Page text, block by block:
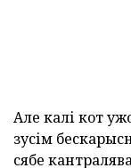
Але калі кот
зусім
сябе